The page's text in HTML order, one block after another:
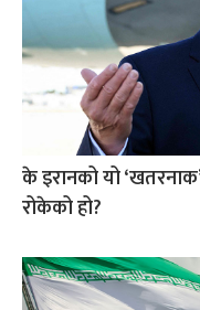
के इरानको यो
रोकेको हो?